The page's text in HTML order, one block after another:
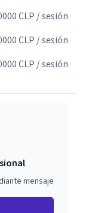
CLP / sesión
CLP / sesión
CLP / sesión
mensaje